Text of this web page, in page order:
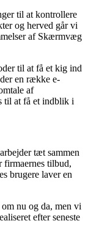
til at kontrollere
og herved går vi
af Skærmvæg
til at få et kig ind
en række e-
af
til at få et indblik i
tæt sammen
firmaernes tilbud,
brugere laver en
nu og da, men vi
efter seneste